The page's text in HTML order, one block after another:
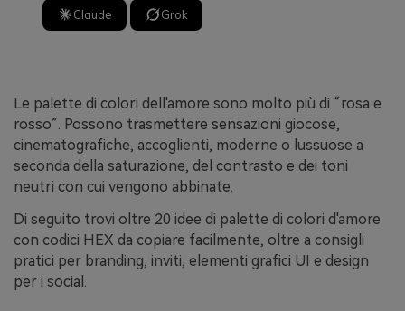
Claude Grok
Le palette di colori dell'amore sono molto più di “rosa e
rosso”. Possono trasmettere sensazioni giocose,
cinematografiche, accoglienti, moderne o lussuose a
seconda della saturazione, del contrasto e dei toni
neutri con cui vengono abbinate.
Di seguito trovi oltre 20 idee di palette di colori d'amore
con codici HEX da copiare facilmente, oltre a consigli
pratici per branding, inviti, elementi grafici UI e design
per i social.